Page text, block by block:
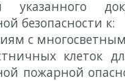
указанного
безопасности к:
с
клеток
пожарной